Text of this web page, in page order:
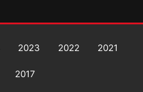
2023 2022 2021
2017